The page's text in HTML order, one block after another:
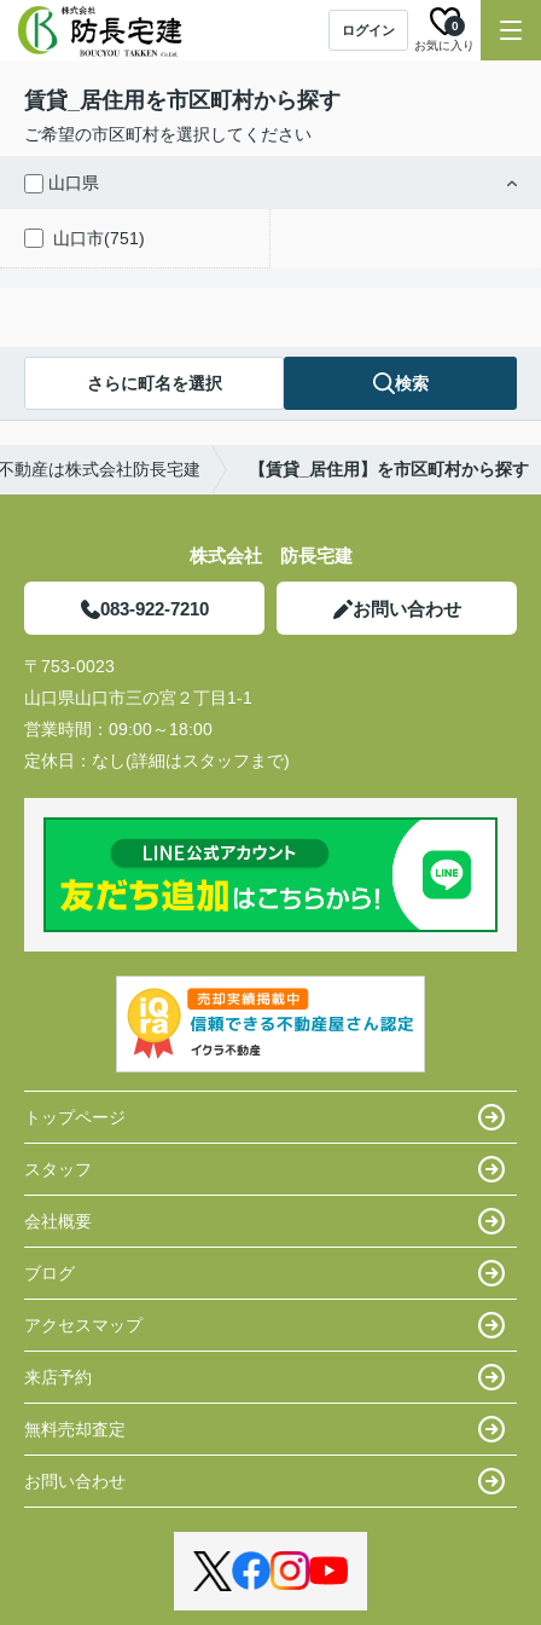
ログイン
お気に入り
0
賃貸_居住用を市区町村から探す
ご希望の市区町村を選択してください
山口県
山口市(751)
さらに町名を選択 検索
動産は株式会社防長宅建 【賃貸_居住用】を市区町村から探す
株式会社 防長宅建
083-922-7210 お問い合わせ
〒753-0023
山口県山口市三の宮２丁目1-1
営業時間： 09:00～18:00
定休日： なし(詳細はスタッフまで)
トップページ
スタッフ
会社概要
ブログ
アクセスマップ
来店予約
無料売却査定
お問い合わせ